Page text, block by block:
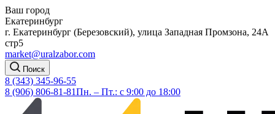
Ваш город
Екатеринбург
г. Екатеринбург (Березовский), улица Западная Промзона, 24А
стр5
market@uralzabor.com
Поиск
8 (343) 345-96-55
8 (906) 806-81-81Пн. – Пт.: с 9:00 до 18:00